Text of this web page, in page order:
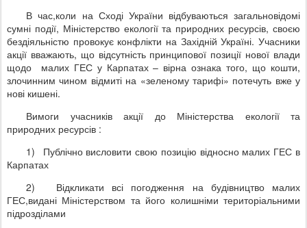
В час,коли на Сході України відбуваються загальновідомі
сумні події, Міністерство екології та природних ресурсів, своєю
бездіяльністю провокує конфлікти на Західній Україні. Учасники
акції вважають, що відсутність принципової позиції нової влади
щодо малих ГЕС у Карпатах – вірна ознака того, що кошти,
злочинним чином відмиті на «зеленому тарифі» потечуть вже у
нові кишені.
Вимоги учасників акції до Міністерства екології та
природних ресурсів :
1)
Публічно висловити свою позицію відносно малих ГЕС в
Карпатах
2)
Відкликати всі погодження на будівництво малих
ГЕС,видані Міністерством та його колишніми територіальними
підрозділами